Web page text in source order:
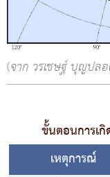
(จาก วรเชษฐ์ บุญปล
ขั้นตอนการเ
เหตุการณ์